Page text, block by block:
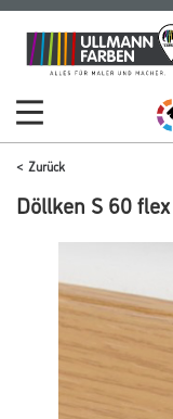
Zum
Inhalt
Zum
Navigationsmenü
Zurück
Döllken S 60